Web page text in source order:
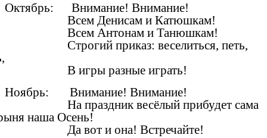
Октябрь: Внимание! Внимание!
Всем Денисам и Катюшкам!
Всем Антонам и Танюшкам!
Строгий приказ: веселиться, петь,
В игры разные играть!
Ноябрь: Внимание! Внимание!
На праздник весёлый прибудет сама
наша Осень!
Да вот и она! Встречайте!